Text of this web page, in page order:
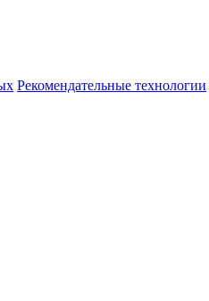
Рекомендательные технологии